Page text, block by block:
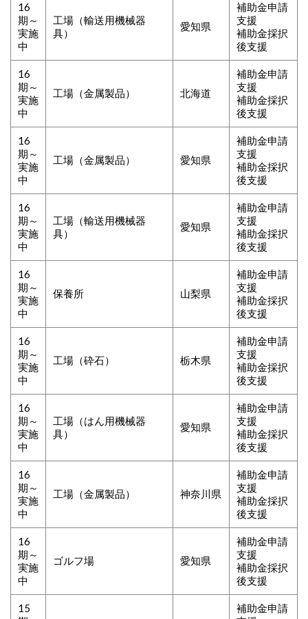
16
期～
実施
中
工場（輸送用機械器
具）
愛知県
補助金申請
支援
補助金採択
後支援
16
期～
実施
中
工場（金属製品） 北海道
補助金申請
支援
補助金採択
後支援
16
期～
実施
中
工場（金属製品） 愛知県
補助金申請
支援
補助金採択
後支援
16
期～
実施
中
工場（輸送用機械器
具）
愛知県
補助金申請
支援
補助金採択
後支援
16
期～
実施
中
保養所 山梨県
補助金申請
支援
補助金採択
後支援
16
期～
実施
中
工場（砕石） 栃木県
補助金申請
支援
補助金採択
後支援
16
期～
実施
中
工場（はん用機械器
具）
愛知県
補助金申請
支援
補助金採択
後支援
16
期～
実施
中
工場（金属製品） 神奈川県
補助金申請
支援
補助金採択
後支援
16
期～
実施
中
ゴルフ場 愛知県
補助金申請
支援
補助金採択
後支援
15
補助金申請